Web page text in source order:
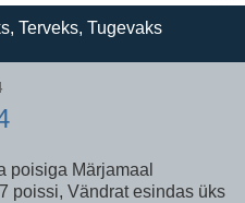
Terveks, Tugevaks
poisiga Märjamaal
poissi, Vändrat esindas üks